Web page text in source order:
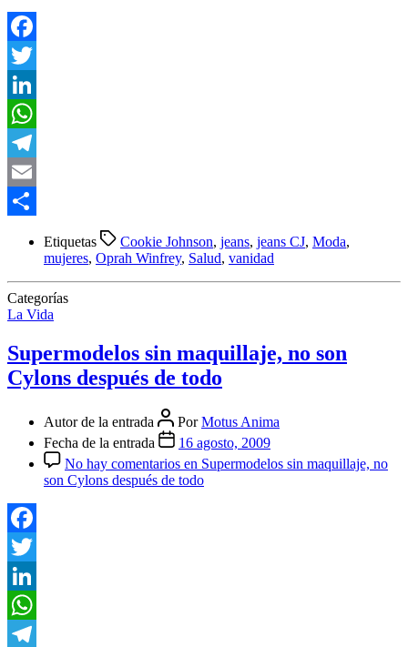
Facebook
Twitter
LinkedIn
WhatsApp
Telegram
Email
Etiquetas Cookie Johnson, jeans, jeans CJ, Moda,
mujeres, Oprah Winfrey, Salud, vanidad
Categorías
La Vida
Supermodelos sin maquillaje, no son
Cylons después de todo
Autor de la entrada PorMotus Anima
Fecha de la entrada
16 agosto, 2009
No hay comentarios en Supermodelos sin maquillaje, no
son Cylons después de todo
Facebook
Twitter
LinkedIn
WhatsApp